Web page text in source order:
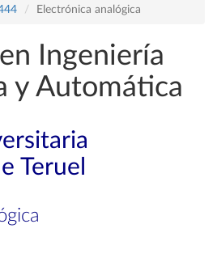
Electrónica analógica
Ingeniería
y Automática
Teruel